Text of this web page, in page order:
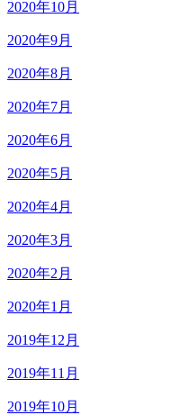
2020年10月
2020年9月
2020年8月
2020年7月
2020年6月
2020年5月
2020年4月
2020年3月
2020年2月
2020年1月
2019年12月
2019年11月
2019年10月